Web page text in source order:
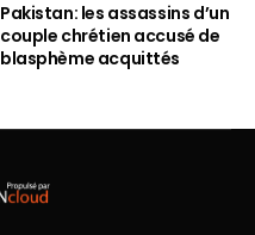
Pakistan: les assassins d’un
couple chrétien accusé de
blasphème acquittés